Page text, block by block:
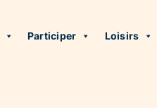
Participer Loisirs